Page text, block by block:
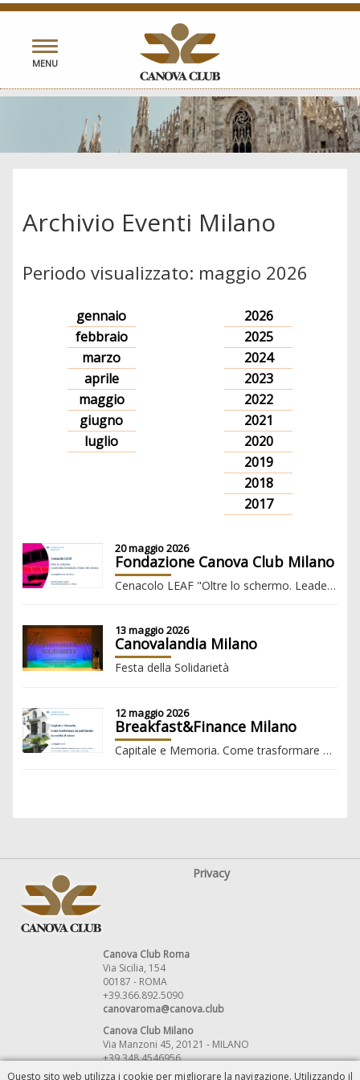
Toggle
navigation
MENU
Archivio Eventi Milano
Periodo visualizzato: maggio 2026
gennaio
febbraio
marzo
aprile
maggio
giugno
luglio
2026
2025
2024
2023
2022
2021
2020
2019
2018
2017
20 maggio 2026
Fondazione Canova Club Milano
Cenacolo LEAF "Oltre lo schermo. Leadership femminile e futuro del cinema"
13 maggio 2026
Canovalandia Milano
Festa della Solidarietà
12 maggio 2026
Breakfast&Finance Milano
Capitale e Memoria. Come trasformare un patrimonio in eredità di valore
Privacy
Canova Club Roma
Via Sicilia, 154
00187 - ROMA
+39.366.892.5090
canovaroma@canova.club
Canova Club Milano
Via Manzoni 45, 20121 - MILANO
+39 348.4546956
canovamilano@canova.club
Questo sito web utilizza i cookie per migliorare la navigazione. Utilizzando il